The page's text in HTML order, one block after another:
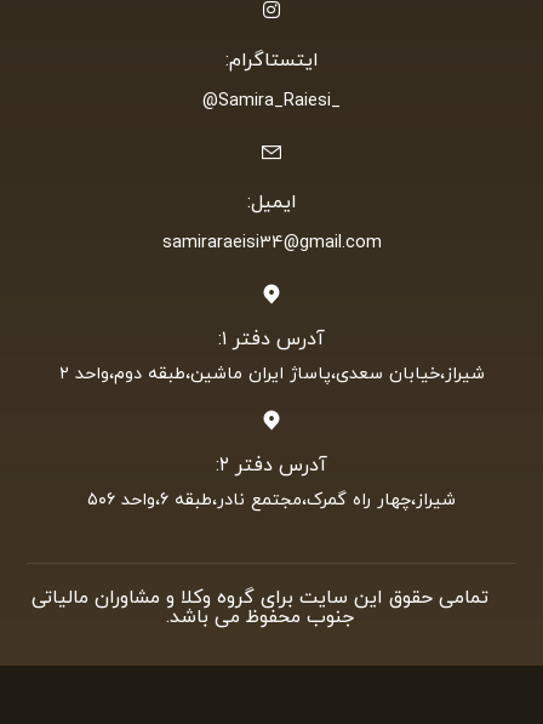
ایتستاگرام:
_Samira_Raiesi@
ایمیل:
samiraraeisi34@gmail.com
آدرس دفتر ۱:
شیراز،خیابان سعدی،پاساژ ایران ماشین،طبقه دوم،واحد ۲
آدرس دفتر ۲:
شیراز،چهار راه گمرک،مجتمع نادر،طبقه ۶،واحد ۵۰۶
تمامی حقوق این سایت برای گروه وکلا و مشاوران مالیاتی
جنوب محفوظ می باشد.